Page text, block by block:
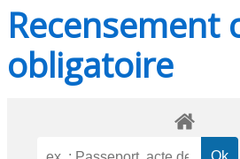
Recensement
obligatoire